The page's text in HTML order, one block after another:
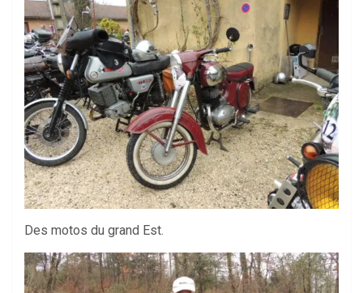
Des motos du grand Est.